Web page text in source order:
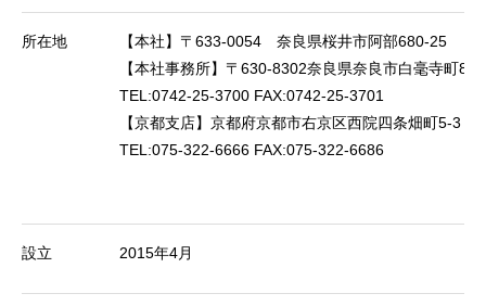
所在地
【本社】〒633-0054 奈良県桜井市阿部680-25
【本社事務所】〒630-8302奈良県奈良市白毫寺町
TEL:0742-25-3700 FAX:0742-25-3701
【京都支店】京都府京都市右京区西院四条畑町5-3
TEL:075-322-6666 FAX:075-322-6686
設立 2015年4月